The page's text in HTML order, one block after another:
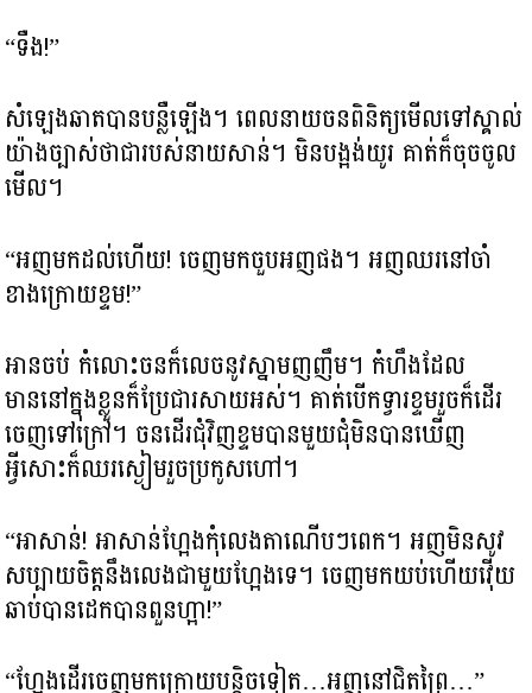
“ទឺង!”
សំឡេងឆាតបានបន្លឺឡើង។ ពេលនាយចនពិនិត្យមើលទៅស្គាល់
យ៉ាងច្បាស់ថាជារបស់នាយសាន់។ មិនបង្អង់យូរ គាត់ក៏ចុចចូល
មើល។
“អញមកដល់ហើយ! ចេញមកចួបអញផង។ អញឈរនៅចាំ
ខាងក្រោយខ្ទម!”
អានចប់ កំលោះចនក៏លេចនូវស្នាមញញឹម។ កំហឹងដែល
មាននៅក្នុងខ្លួនក៏ប្រែជារសាយអស់។ គាត់បើកទ្វារខ្ទមរួចក៏ដើរ
ចេញទៅក្រៅ។ ចនដើរជុំវិញខ្ទមបានមួយជុំមិនបានឃើញ
អ្វីសោះក៏ឈរស្ងៀមរួចប្រកូសហៅ។
“អាសាន់! អាសាន់ហ្អែងកុំលេងតាណើបៗពេក។ អញមិនសូវ
សប្បាយចិត្តនឹងលេងជាមួយហ្អែងទេ។ ចេញមកយប់ហើយវ៉ើយ
ឆាប់បានដេកបានពួនហ្អា!”
“ហ្អែងដើរចេញមកក្រោយបន្តិចទៀត…អញនៅជិតព្រៃ…”